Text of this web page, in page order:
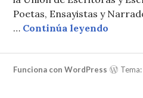
Poetas, Ensayistas y
… Continúa leyendo
Funciona con WordPress